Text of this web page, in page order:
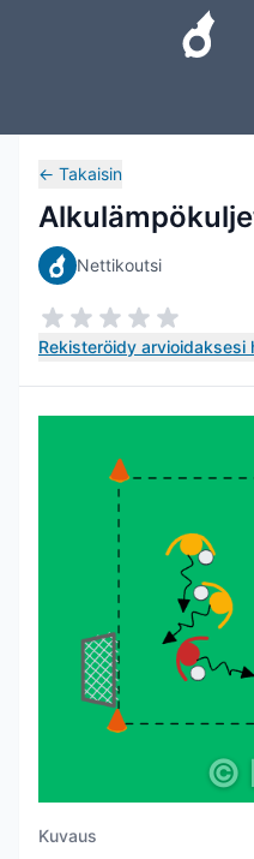
← Takaisin
Nettikoutsi
Rekisteröidy arvioidaksesi
©
Kuvaus